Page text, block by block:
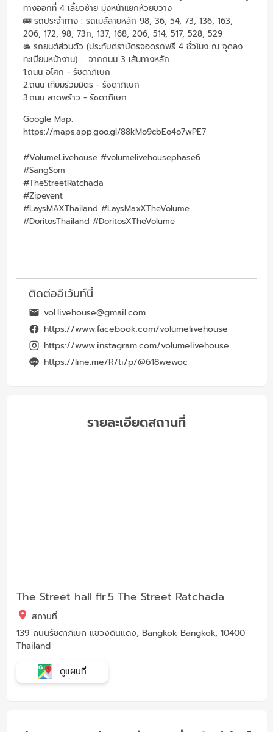
ทางออกที่ 4 เลี้ยวซ้าย มุ่งหน้าแยกห้วยขวาง
🚌 รถประจำทาง : รถเมล์สายหลัก 98, 36, 54, 73, 136, 163,
206, 172, 98, 73ก, 137, 168, 206, 514, 517, 528, 529
🚘 รถยนต์ส่วนตัว (ประทับตราบัตรจอดรถฟรี 4 ชั่วโมง ณ จุดลง
ทะเบียนหน้างาน) : จากถนน 3 เส้นทางหลัก
1.ถนน อโศก - รัชดาภิเษก
2.ถนน เทียมร่วมมิตร - รัชดาภิเษก
3.ถนน ลาดพร้าว - รัชดาภิเษก
Google Map:
https://maps.app.goo.gl/88kMo9cbEo4o7wPE7
.
#VolumeLivehouse #volumelivehousephase6
#SangSom
#TheStreetRatchada
#Zipevent
#LaysMAXThailand #LaysMaxXTheVolume
#DoritosThailand #DoritosXTheVolume
ติดต่ออีเว้นท์นี้
vol.livehouse@gmail.com
https://www.facebook.com/volumelivehouse
https://www.instagram.com/volumelivehouse
https://line.me/R/ti/p/@618wewoc
รายละเอียดสถานที่
The Street hall flr.5 The Street Ratchada
สถานที่
139 ถนนรัชดาภิเษก แขวงดินแดง, Bangkok Bangkok, 10400
Thailand
ดูแผนที่